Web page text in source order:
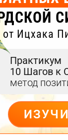
от Ицхака
Практикум
10 Шагов к
метод